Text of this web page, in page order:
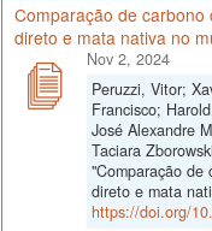
Comparação de
direto e mata nativa no
Nov 2, 2024
Peruzzi, Vitor;
Francisco;
José Alexandre
Taciara
"Comparação de
direto e mata
https://doi.org/